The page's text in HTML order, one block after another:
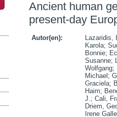
Ancient human
present-day
Autor(en):
Lazaridis,
Karola;
Bonnie;
Susanne;
Wolfgang;
Michael ;
Graciela;
Haim;
J.; Cali,
Driem,
Irene